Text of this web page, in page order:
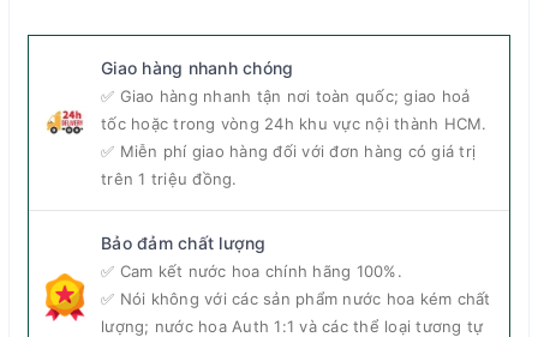
Nước hoa Santal Wood được mệnh danh là hương gỗ vạn người mê
(Ảnh: Parfumerie.vn)
Giao hàng nhanh chóng
✅ Giao hàng nhanh tận nơi toàn quốc; giao hoả
tốc hoặc trong vòng 24h khu vực nội thành HCM.
✅ Miễn phí giao hàng đối với đơn hàng có giá trị
trên 1 triệu đồng.
Bảo đảm chất lượng
✅ Cam kết nước hoa chính hãng 100%.
✅ Nói không với các sản phẩm nước hoa kém chất
lượng; nước hoa Auth 1:1 và các thể loại tương tự